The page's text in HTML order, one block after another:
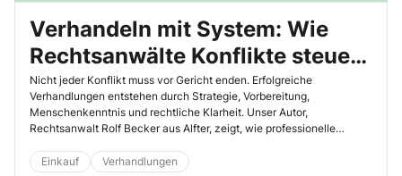
Verhandeln mit System: Wie
Rechtsanwälte Konflikte steuern
und lösen
Nicht jeder Konflikt muss vor Gericht enden. Erfolgreiche
Verhandlungen entstehen durch Strategie, Vorbereitung,
Menschenkenntnis und rechtliche Klarheit. Unser Autor,
Rechtsanwalt Rolf Becker aus Alfter, zeigt, wie professionelle
Einkäufer orientieren können.
Einkauf Verhandlungen